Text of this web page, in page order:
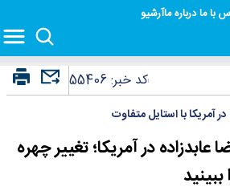
با مادرباره ماآرشیو
کد خبر:55406
آمریکا با استایل متفاوت
در آمریکا؛ تغییر چهره